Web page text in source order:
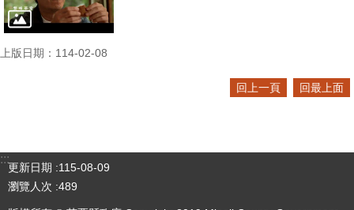
上版日期：114-02-08
回上一頁 回最上面
:::
更新日期
115-08-09
瀏覽人次 489